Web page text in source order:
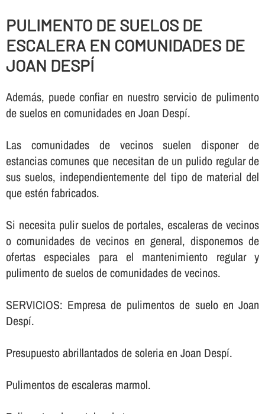
PULIMENTO DE SUELOS DE
ESCALERA EN COMUNIDADES DE
JOAN DESPÍ
Además, puede confiar en nuestro servicio de pulimento
de suelos en comunidades en Joan Despí.
Las comunidades de vecinos suelen disponer de
estancias comunes que necesitan de un pulido regular de
sus suelos, independientemente del tipo de material del
que estén fabricados.
Si necesita pulir suelos de portales, escaleras de vecinos
o comunidades de vecinos en general, disponemos de
ofertas especiales para el mantenimiento regular y
pulimento de suelos de comunidades de vecinos.
SERVICIOS: Empresa de pulimentos de suelo en Joan
Despí.
Presupuesto abrillantados de soleria en Joan Despí.
Pulimentos de escaleras marmol.